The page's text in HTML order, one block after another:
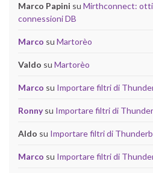
Marco Papini su Mirthconnect:
connessioni DB
Marco su Martorèo
Valdo su Martorèo
Marco su Importare filtri di
Ronnysu Importare filtri di
Aldo su Importare filtri di
Marco su Importare filtri di